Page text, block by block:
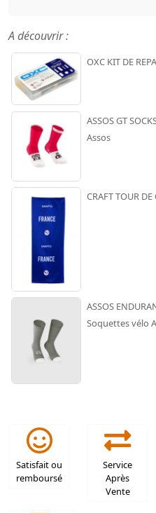
A découvrir :
OXC KIT DE
ASSOS GT
Assos
CRAFT TOUR
ASSOS
Soquettes vélo
Satisfait ou
remboursé
Service
Après
Vente